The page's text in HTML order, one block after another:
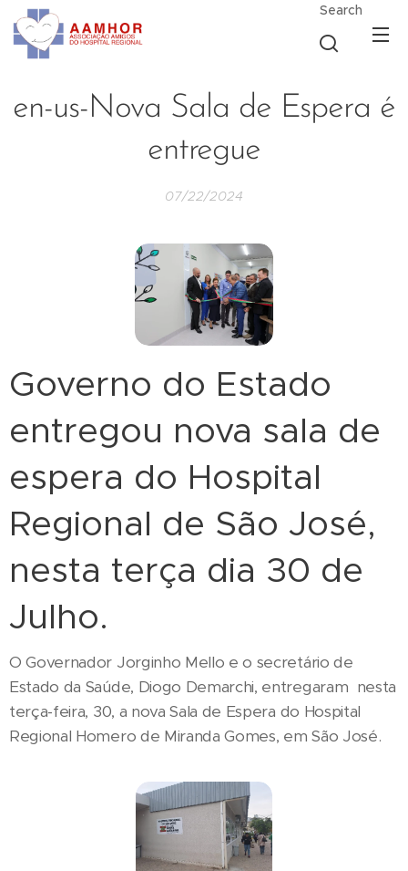
Search
en-us-Nova Sala de Espera é
entregue
07/22/2024
Governo do Estado
entregou nova sala de
espera do Hospital
Regional de São José,
nesta terça dia 30 de
Julho.
O Governador Jorginho Mello e o secretário de
Estado da Saúde, Diogo Demarchi, entregaram nesta
terça-feira, 30, a nova Sala de Espera do Hospital
Regional Homero de Miranda Gomes, em São José.